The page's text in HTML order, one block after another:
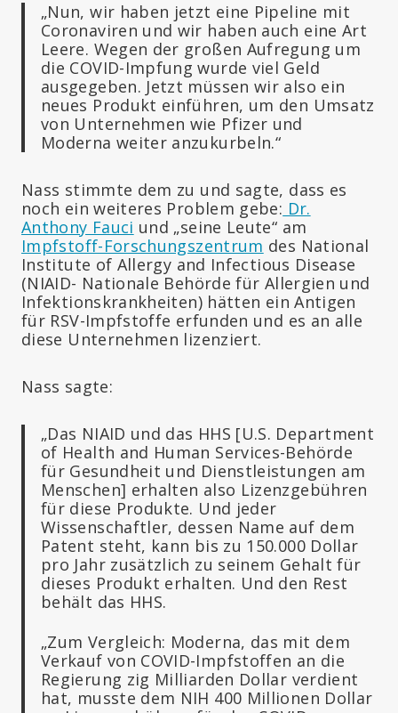
„Nun, wir haben jetzt eine Pipeline mit
Coronaviren und wir haben auch eine Art
Leere. Wegen der großen Aufregung um
die COVID-Impfung wurde viel Geld
ausgegeben. Jetzt müssen wir also ein
neues Produkt einführen, um den Umsatz
von Unternehmen wie Pfizer und
Moderna weiter anzukurbeln.“
Nass stimmte dem zu und sagte, dass es
noch ein weiteres Problem gebe: Dr.
Anthony Fauci und „seine Leute“ am
Impfstoff-Forschungszentrum des National
Institute of Allergy and Infectious Disease
(NIAID- Nationale Behörde für Allergien und
Infektionskrankheiten) hätten ein Antigen
für RSV-Impfstoffe erfunden und es an alle
diese Unternehmen lizenziert.
Nass sagte:
„Das NIAID und das HHS [U.S. Department
of Health and Human Services-Behörde
für Gesundheit und Dienstleistungen am
Menschen] erhalten also Lizenzgebühren
für diese Produkte. Und jeder
Wissenschaftler, dessen Name auf dem
Patent steht, kann bis zu 150.000 Dollar
pro Jahr zusätzlich zu seinem Gehalt für
dieses Produkt erhalten. Und den Rest
behält das HHS.
„Zum Vergleich: Moderna, das mit dem
Verkauf von COVID-Impfstoffen an die
Regierung zig Milliarden Dollar verdient
hat, musste dem NIH 400 Millionen Dollar